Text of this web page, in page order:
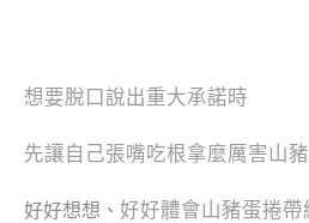
想要脫口說出重大承諾時
先讓自己張嘴吃根拿麼厲害山
好好想想、 好好體會山豬蛋捲帶